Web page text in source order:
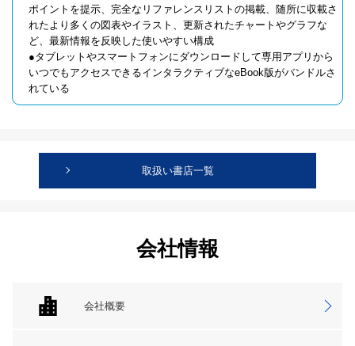
ポイントを提示、完全なリファレンスリストの掲載、随所に収載さ
れたより多くの図表やイラスト、更新されたチャートやグラフな
ど、最新情報を反映した使いやすい構成
●タブレットやスマートフォンにダウンロードして専用アプリから
いつでもアクセスできるインタラクティブなeBook版がバンドルさ
れている
取扱い書店一覧
会社情報
会社概要